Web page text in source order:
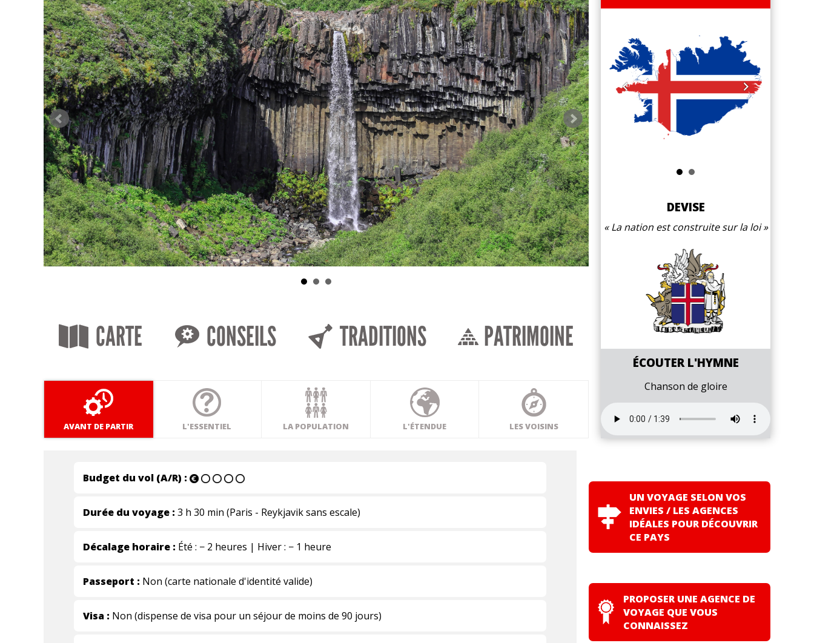
CARTE CONSEILS TRADITIONS PATRIMOINE
AVANT DE PARTIR L'ESSENTIEL LA POPULATION L'ÉTENDUE LES VOISINS
DEVISE
La nation est construite sur la loi
ÉCOUTER L'HYMNE
Chanson de gloire
Budget du vol (A/R) :
Durée du voyage : 3 h 30 min (Paris - Reykjavik sans escale)
Décalage horaire : Été : − 2 heures | Hiver : − 1 heure
Passeport : Non (carte nationale d'identité valide)
Visa : Non (dispense de visa pour un séjour de moins de 90 jours)
UN VOYAGE SELON VOS
ENVIES / LES AGENCES
IDÉALES POUR DÉCOUVRIR
CE PAYS
PROPOSER UNE AGENCE DE
VOYAGE QUE VOUS
CONNAISSEZ